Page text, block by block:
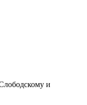
и